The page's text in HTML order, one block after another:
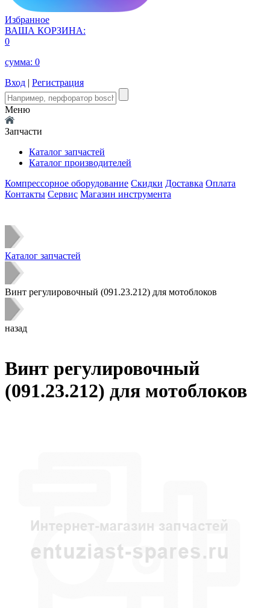
Избранное
ВАША КОРЗИНА:
0
сумма: 0
Вход | Регистрация
Меню
Запчасти
Каталог запчастей
Каталог производителей
Компрессорное оборудование Скидки Доставка Оплата
Контакты Сервис Магазин инструмента
Каталог запчастей
Винт регулировочный (091.23.212) для мотоблоков
назад
Винт регулировочный
(091.23.212) для мотоблоков